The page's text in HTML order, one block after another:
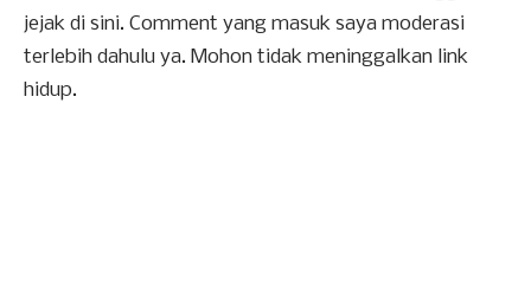
jejak di sini. Comment yang masuk saya moderasi
terlebih dahulu ya. Mohon tidak meninggalkan link
hidup.